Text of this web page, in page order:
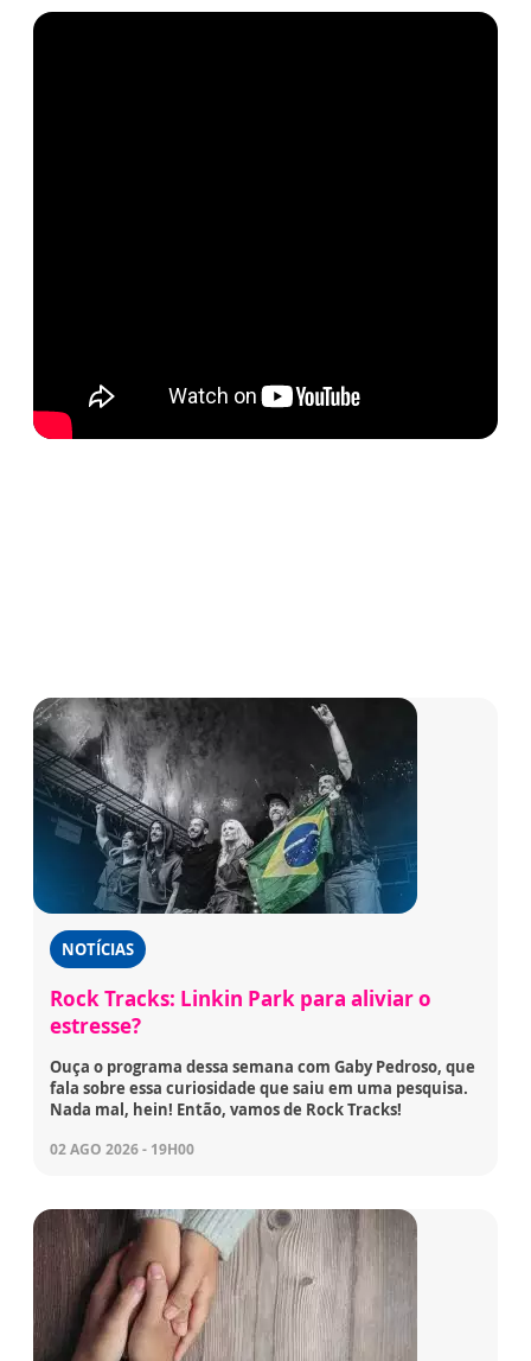
NOTÍCIAS
Rock Tracks: Linkin Park para aliviar o
estresse?
Ouça o programa dessa semana com Gaby Pedroso, que
fala sobre essa curiosidade que saiu em uma pesquisa.
Nada mal, hein! Então, vamos de Rock Tracks!
02 AGO 2026 - 19H00